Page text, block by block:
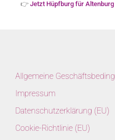
👉 Jetzt Hüpfburg für
Allgemeine
Impressum
Datenschutzerklärung (EU)
Cookie-Richtlinie (EU)